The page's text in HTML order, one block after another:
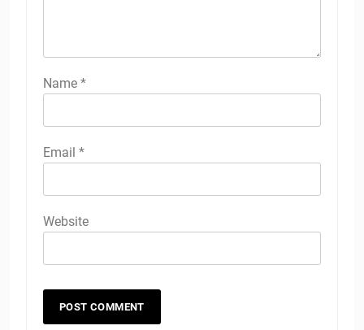
Name *
Email *
Website